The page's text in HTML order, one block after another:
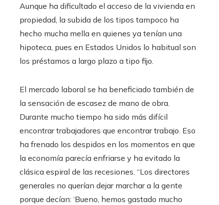
Aunque ha dificultado el acceso de la vivienda en
propiedad, la subida de los tipos tampoco ha
hecho mucha mella en quienes ya tenían una
hipoteca, pues en Estados Unidos lo habitual son
los préstamos a largo plazo a tipo fijo.
El mercado laboral se ha beneficiado también de
la sensación de escasez de mano de obra.
Durante mucho tiempo ha sido más difícil
encontrar trabajadores que encontrar trabajo. Eso
ha frenado los despidos en los momentos en que
la economía parecía enfriarse y ha evitado la
clásica espiral de las recesiones. “Los directores
generales no querían dejar marchar a la gente
porque decían: ‘Bueno, hemos gastado mucho